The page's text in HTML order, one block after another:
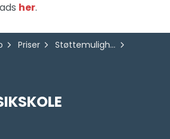
her.
Priser
Støttemuligheder